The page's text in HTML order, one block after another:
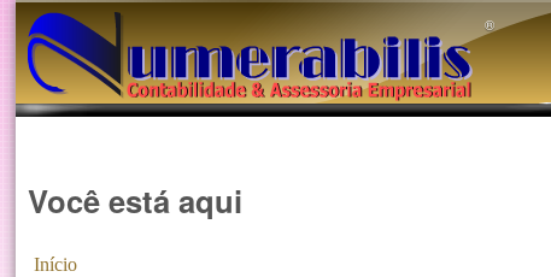
®️
Você está aqui
Início